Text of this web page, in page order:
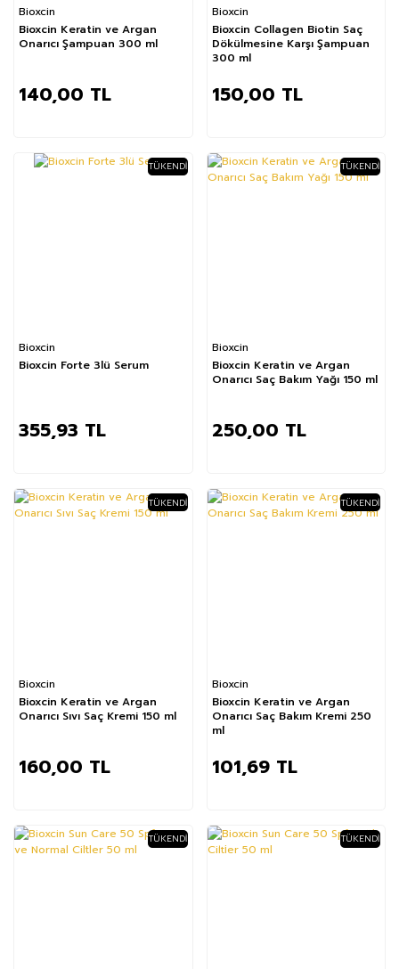
Bioxcin
Bioxcin Keratin ve Argan
Onarıcı Şampuan 300 ml
140,00 TL
Bioxcin
Bioxcin Collagen Biotin Saç
Dökülmesine Karşı Şampuan
300 ml
150,00 TL
TÜKENDI
Bioxcin
Bioxcin Forte 3lü Serum
355,93 TL
TÜKENDI
Bioxcin
Bioxcin Keratin ve Argan
Onarıcı Saç Bakım Yağı 150 ml
250,00 TL
TÜKENDI
Bioxcin
Bioxcin Keratin ve Argan
Onarıcı Sıvı Saç Kremi 150 ml
160,00 TL
TÜKENDI
Bioxcin
Bioxcin Keratin ve Argan
Onarıcı Saç Bakım Kremi 250
ml
101,69 TL
%31 TÜKENDI %34 TÜKENDI